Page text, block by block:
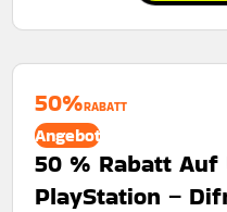
50%RABATT
Angebot
50 % Rabatt Auf
PlayStation –